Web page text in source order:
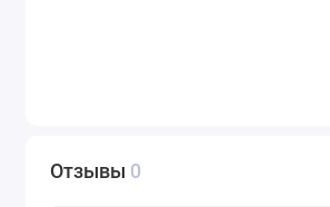
Отзывы 0